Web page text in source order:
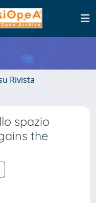
Rivista
spazio
the